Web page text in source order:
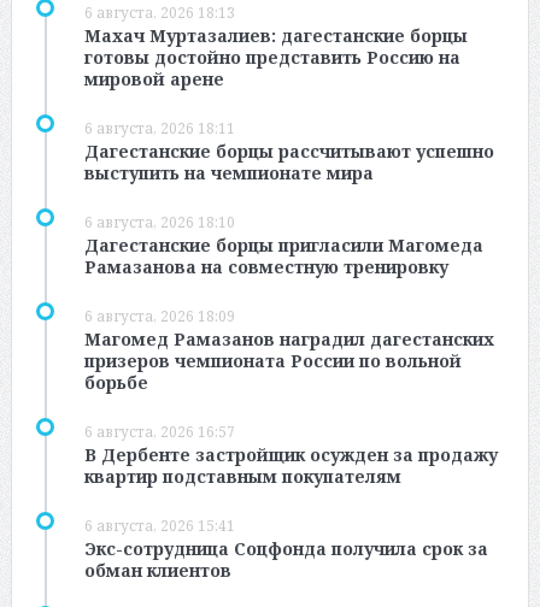
6 августа, 2026 18:13
Махач Муртазалиев: дагестанские борцы
готовы достойно представить Россию на
мировой арене
6 августа, 2026 18:11
Дагестанские борцы рассчитывают успешно
выступить на чемпионате мира
6 августа, 2026 18:10
Дагестанские борцы пригласили Магомеда
Рамазанова на совместную тренировку
6 августа, 2026 18:09
Магомед Рамазанов наградил дагестанских
призеров чемпионата России по вольной
борьбе
6 августа, 2026 16:57
В Дербенте застройщик осужден за продажу
квартир подставным покупателям
6 августа, 2026 15:41
Экс-сотрудница Соцфонда получила срок за
обман клиентов